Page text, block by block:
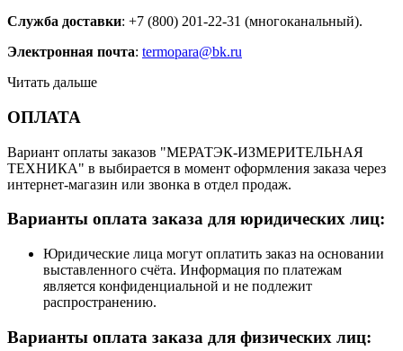
Служба доставки: +7 (800) 201-22-31 (многоканальный).
Электронная почта: termopara@bk.ru
Читать дальше
ОПЛАТА
Вариант оплаты заказов "МЕРАТЭК-ИЗМЕРИТЕЛЬНАЯ
ТЕХНИКА" в выбирается в момент оформления заказа через
интернет-магазин или звонка в отдел продаж.
Варианты оплата заказа для юридических лиц:
Юридические лица могут оплатить заказ на основании
выставленного счёта. Информация по платежам
является конфиденциальной и не подлежит
распространению.
Варианты оплата заказа для физических лиц: